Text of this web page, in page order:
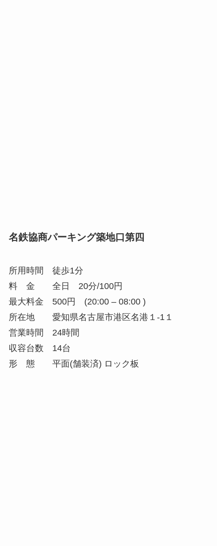
名鉄協商パーキング築地口第四
所用時間 徒歩1分
料 金 全日 20分/100円
最大料金 500円 (20:00 – 08:00 )
所在地 愛知県名古屋市港区名港１-1１
営業時間 24時間
収容台数 14台
形 態 平面(舗装済) ロック板